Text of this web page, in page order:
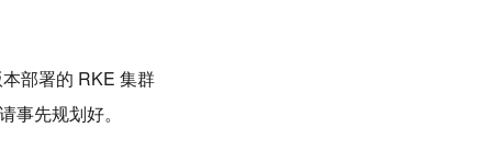
部署的 RKE 集群
先规划好。